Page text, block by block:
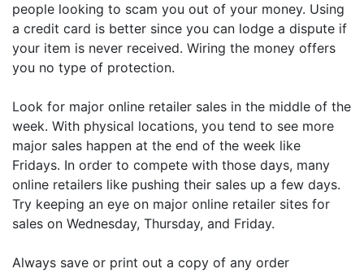
people looking to scam you out of your money. Using
a credit card is better since you can lodge a dispute if
your item is never received. Wiring the money offers
you no type of protection.
Look for major online retailer sales in the middle of the
week. With physical locations, you tend to see more
major sales happen at the end of the week like
Fridays. In order to compete with those days, many
online retailers like pushing their sales up a few days.
Try keeping an eye on major online retailer sites for
sales on Wednesday, Thursday, and Friday.
Always save or print out a copy of any order